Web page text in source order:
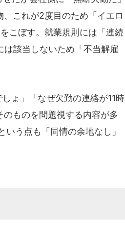
これが2度目のため「イエロ
こぼす。就業規則には「連続
該当しないため「不当解雇
ょ」「なぜ欠勤の連絡が11時
ものを問題視する内容が多
う点も「同情の余地なし」